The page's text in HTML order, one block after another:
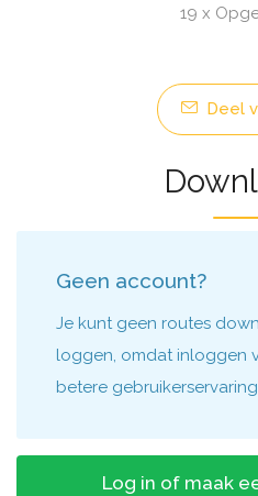
19 x
Deel
Geen account?
Je kunt geen routes
loggen, omdat inloggen
betere
Log in of maak